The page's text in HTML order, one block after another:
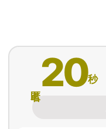
20秒